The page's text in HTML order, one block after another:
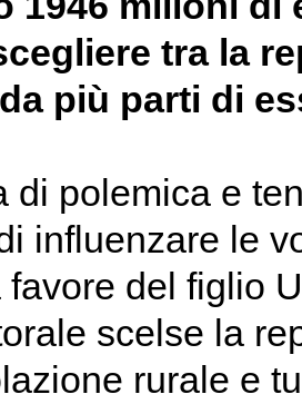
tra la
più parti di
di polemica e
influenzare le
del figlio
scelse la
rurale e